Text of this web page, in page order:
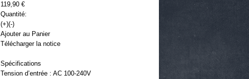
119,90 €
Quantité:
(+)(-)
Ajouter au Panier
Télécharger la notice
Spécifications
Tension d’entrée : AC 100-240V